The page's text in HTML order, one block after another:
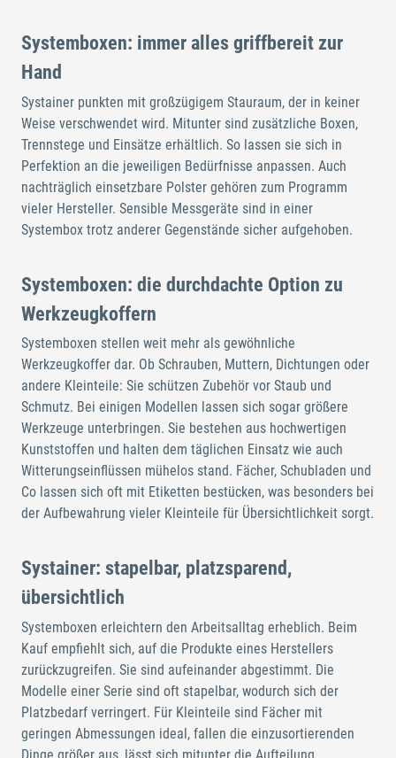
Systemboxen: immer alles griffbereit zur
Hand
Systainer punkten mit großzügigem Stauraum, der in keiner
Weise verschwendet wird. Mitunter sind zusätzliche Boxen,
Trennstege und Einsätze erhältlich. So lassen sie sich in
Perfektion an die jeweiligen Bedürfnisse anpassen. Auch
nachträglich einsetzbare Polster gehören zum Programm
vieler Hersteller. Sensible Messgeräte sind in einer
Systembox trotz anderer Gegenstände sicher aufgehoben.
Systemboxen: die durchdachte Option zu
Werkzeugkoffern
Systemboxen stellen weit mehr als gewöhnliche
Werkzeugkoffer dar. Ob Schrauben, Muttern, Dichtungen oder
andere Kleinteile: Sie schützen Zubehör vor Staub und
Schmutz. Bei einigen Modellen lassen sich sogar größere
Werkzeuge unterbringen. Sie bestehen aus hochwertigen
Kunststoffen und halten dem täglichen Einsatz wie auch
Witterungseinflüssen mühelos stand. Fächer, Schubladen und
Co lassen sich oft mit Etiketten bestücken, was besonders bei
der Aufbewahrung vieler Kleinteile für Übersichtlichkeit sorgt.
Systainer: stapelbar, platzsparend,
übersichtlich
Systemboxen erleichtern den Arbeitsalltag erheblich. Beim
Kauf empfiehlt sich, auf die Produkte eines Herstellers
zurückzugreifen. Sie sind aufeinander abgestimmt. Die
Modelle einer Serie sind oft stapelbar, wodurch sich der
Platzbedarf verringert. Für Kleinteile sind Fächer mit
geringen Abmessungen ideal, fallen die einzusortierenden